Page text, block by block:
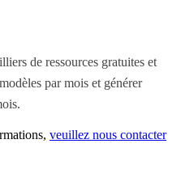
de ressources gratuites et
par mois et générer
veuillez nous contacter